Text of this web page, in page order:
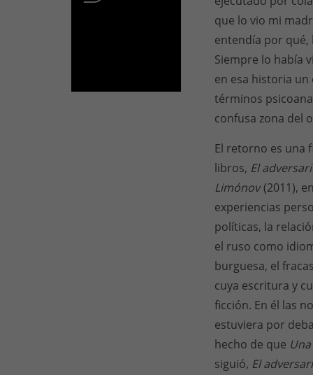
que lo vio mi
entendía por qué,
Siempre lo había
en esa historia
términos
confusa zona del
El retorno es una
libros, El
Limónov(2011),
experiencias
políticas, la
el ruso como
burguesa, el
cuya escritura y
ficción. En él las
estuviera por
hecho de que
siguió, El